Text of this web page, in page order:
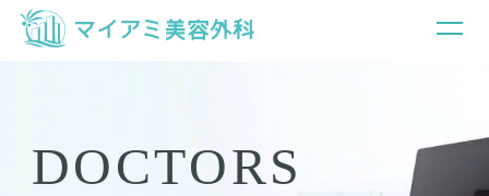
DOCTORS